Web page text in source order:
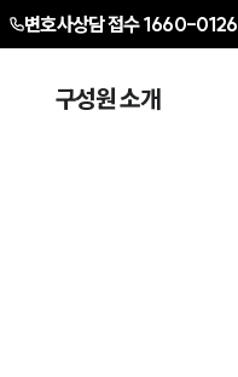
변호사상담 접수1660-0126
구성원 소개